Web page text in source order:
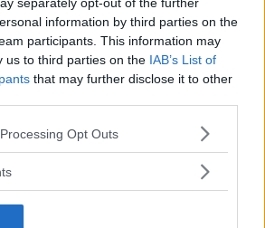
information by third parties on the
participants. This information may
us to third parties on the IAB’s List of
that may further disclose it to other
website/app uses one or more Google
or usage behaviour. You may click to
specified purposes in below Google
Opt Outs
a leggere dopo la pubblicità
dei bimbi della materna e
saranno
tutti. Sia durante lo